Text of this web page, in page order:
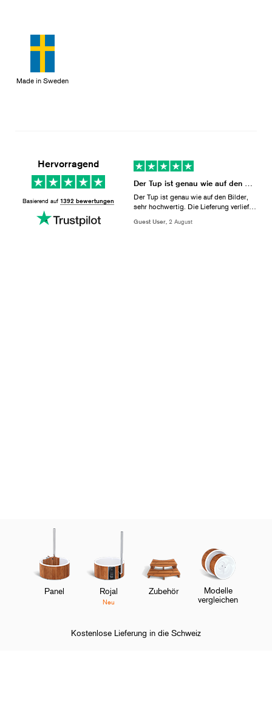
Made in Sweden
Hervorragend
Basierend auf1392 bewertungen
Der Tup ist genau wie auf den Bilder,
sehr hochwertig. Die Lieferung verlief
damit
Guest User, 2 August
Panel Rojal
Neu
Zubehör
Modelle
vergleichen
Kostenlose Lieferung in die Schweiz